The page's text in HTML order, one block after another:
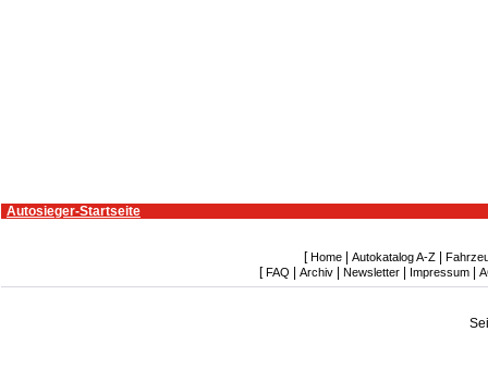
Autosieger-Startseite
[ Home| Autokatalog A-Z|
[ FAQ Archiv Newsletter Impressum